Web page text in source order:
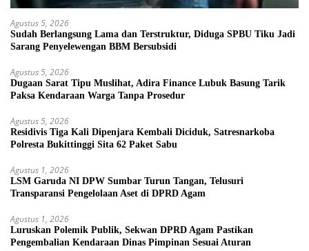
Agustus 5, 2026
Sudah Berlangsung Lama dan Terstruktur, Diduga SPBU Tiku Jadi
Sarang Penyelewengan BBM Bersubsidi
Agustus 5, 2026
Dugaan Sarat Tipu Muslihat, Adira Finance Lubuk Basung Tarik
Paksa Kendaraan Warga Tanpa Prosedur
Agustus 5, 2026
Residivis Tiga Kali Dipenjara Kembali Diciduk, Satresnarkoba
Polresta Bukittinggi Sita 62 Paket Sabu
Agustus 1, 2026
LSM Garuda NI DPW Sumbar Turun Tangan, Telusuri
Transparansi Pengelolaan Aset di DPRD Agam
Agustus 1, 2026
Luruskan Polemik Publik, Sekwan DPRD Agam Pastikan
Pengembalian Kendaraan Dinas Pimpinan Sesuai Aturan